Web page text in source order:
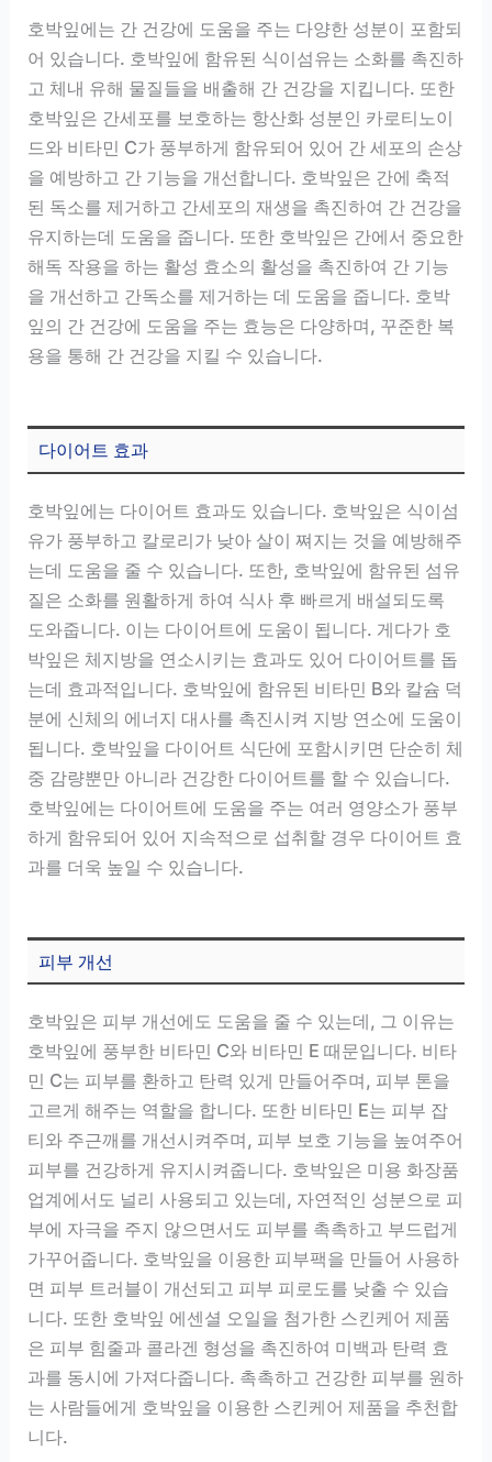
호박잎에는 간 건강에 도움을 주는 다양한 성분이 포함되
어 있습니다. 호박잎에 함유된 식이섬유는 소화를 촉진하
고 체내 유해 물질들을 배출해 간 건강을 지킵니다. 또한
호박잎은 간세포를 보호하는 항산화 성분인 카로티노이
드와 비타민 C가 풍부하게 함유되어 있어 간 세포의 손상
을 예방하고 간 기능을 개선합니다. 호박잎은 간에 축적
된 독소를 제거하고 간세포의 재생을 촉진하여 간 건강을
유지하는데 도움을 줍니다. 또한 호박잎은 간에서 중요한
해독 작용을 하는 활성 효소의 활성을 촉진하여 간 기능
을 개선하고 간독소를 제거하는 데 도움을 줍니다. 호박
잎의 간 건강에 도움을 주는 효능은 다양하며, 꾸준한 복
용을 통해 간 건강을 지킬 수 있습니다.
다이어트 효과
호박잎에는 다이어트 효과도 있습니다. 호박잎은 식이섬
유가 풍부하고 칼로리가 낮아 살이 쪄지는 것을 예방해주
는데 도움을 줄 수 있습니다. 또한, 호박잎에 함유된 섬유
질은 소화를 원활하게 하여 식사 후 빠르게 배설되도록
도와줍니다. 이는 다이어트에 도움이 됩니다. 게다가 호
박잎은 체지방을 연소시키는 효과도 있어 다이어트를 돕
는데 효과적입니다. 호박잎에 함유된 비타민 B와 칼슘 덕
분에 신체의 에너지 대사를 촉진시켜 지방 연소에 도움이
됩니다. 호박잎을 다이어트 식단에 포함시키면 단순히 체
중 감량뿐만 아니라 건강한 다이어트를 할 수 있습니다.
호박잎에는 다이어트에 도움을 주는 여러 영양소가 풍부
하게 함유되어 있어 지속적으로 섭취할 경우 다이어트 효
과를 더욱 높일 수 있습니다.
피부 개선
호박잎은 피부 개선에도 도움을 줄 수 있는데, 그 이유는
호박잎에 풍부한 비타민 C와 비타민 E 때문입니다. 비타
민 C는 피부를 환하고 탄력 있게 만들어주며, 피부 톤을
고르게 해주는 역할을 합니다. 또한 비타민 E는 피부 잡
티와 주근깨를 개선시켜주며, 피부 보호 기능을 높여주어
피부를 건강하게 유지시켜줍니다. 호박잎은 미용 화장품
업계에서도 널리 사용되고 있는데, 자연적인 성분으로 피
부에 자극을 주지 않으면서도 피부를 촉촉하고 부드럽게
가꾸어줍니다. 호박잎을 이용한 피부팩을 만들어 사용하
면 피부 트러블이 개선되고 피부 피로도를 낮출 수 있습
니다. 또한 호박잎 에센셜 오일을 첨가한 스킨케어 제품
은 피부 힘줄과 콜라겐 형성을 촉진하여 미백과 탄력 효
과를 동시에 가져다줍니다. 촉촉하고 건강한 피부를 원하
는 사람들에게 호박잎을 이용한 스킨케어 제품을 추천합
니다.